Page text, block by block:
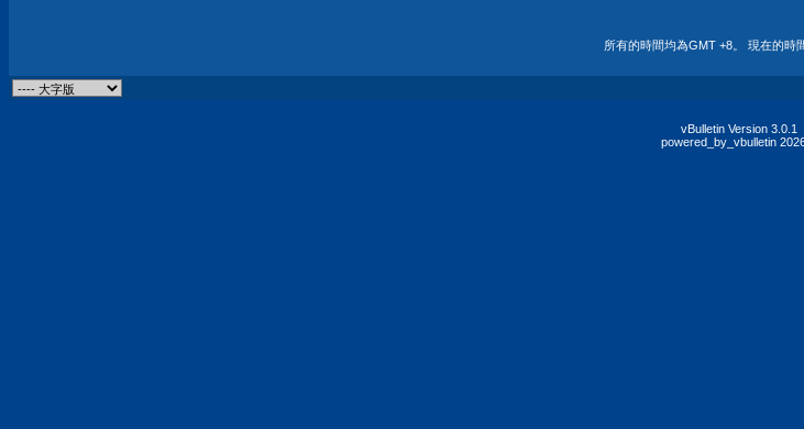
所有的時間均為GMT +8。 現在的時
vBulletin Version 3.0.1
powered_by_vbulletin 2026